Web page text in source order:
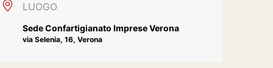
LUOGO
Sede Confartigianato Imprese Verona
via Selenia, 16, Verona